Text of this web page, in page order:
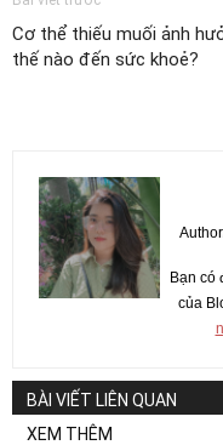
Cơ thể thiếu muối ảnh
thế nào đến sức khoẻ?
Bạn có
của
BÀI VIẾT LIÊN QUAN
XEM THÊM